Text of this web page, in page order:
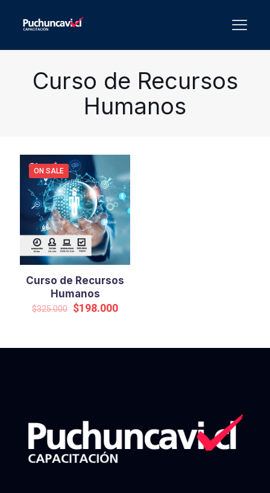
Curso de Recursos
Humanos
ON SALE
Curso de Recursos
Humanos
$325.000 Original
$198.000Current